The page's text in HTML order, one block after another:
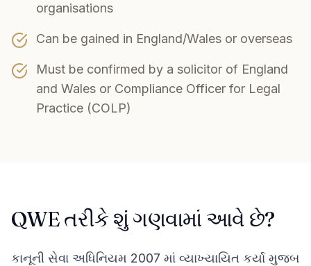
organisations
Can be gained in England/Wales or overseas
Must be confirmed by a solicitor of England
and Wales or Compliance Officer for Legal
Practice (COLP)
QWE તરીકે શું ગણવામાં આવે છે?
કાનૂની સેવા અધિનિયમ 2007 માં વ્યાખ્યાયિત કર્યા મુજબ